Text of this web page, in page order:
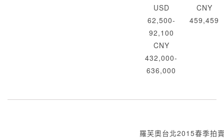
USD
62,500-
92,100
CNY
432,000-
636,000
CNY
459,459
羅芙奧台北2015春季拍